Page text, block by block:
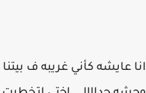
انا عايشه كأني غريبه ف